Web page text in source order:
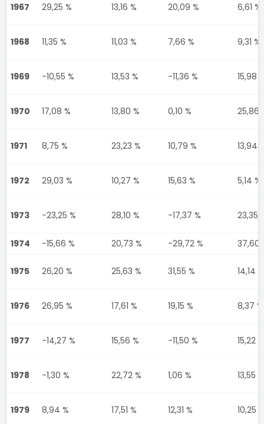
1967 29,25 % 13,16 % 20,09 % 6,61 %
1968 11,35 % 11,03 % 7,66 % 9,31 %
1969 -10,55 % 13,53 % -11,36 % 15,98
1970 17,08 % 13,80 % 0,10 % 25,86
1971 8,75 % 23,23 % 10,79 % 13,94
1972 29,03 % 10,27 % 15,63 % 5,14 %
1973 -23,25 % 28,10 % -17,37 % 23,35
1974 -15,66 % 20,73 % -29,72 % 37,60
1975 26,20 % 25,63 % 31,55 % 14,14 %
1976 26,95 % 17,61 % 19,15 % 8,37 %
1977 -14,27 % 15,56 % -11,50 % 15,22 %
1978 -1,30 % 22,72 % 1,06 % 13,55 %
1979 8,94 % 17,51 % 12,31 % 10,25